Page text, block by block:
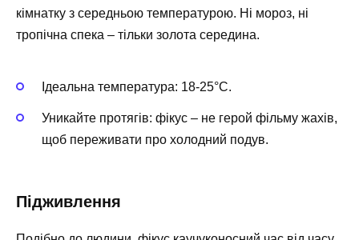
кімнатку з середньою температурою. Ні мороз, ні
тропічна спека – тільки золота середина.
Ідеальна температура: 18-25°C.
Уникайте протягів: фікус – не герой фільму жахів,
щоб переживати про холодний подув.
Підживлення